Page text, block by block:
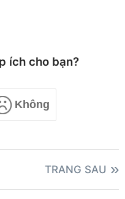
ích cho bạn?
Không
TRANG SAU